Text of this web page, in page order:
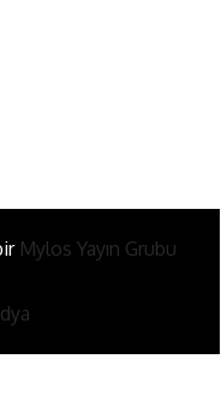
Mylos Yayın Grubu